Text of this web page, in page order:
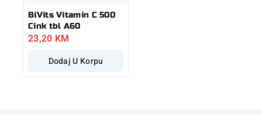
BiVits Vitamin C 500
Cink tbl A60
23,20 KM
Dodaj U Korpu